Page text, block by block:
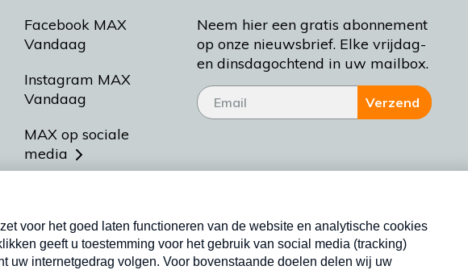
Facebook MAX
Vandaag
Instagram MAX
Vandaag
MAX op sociale
media
Meldpunt Actueel
Heel Holland Bakt
Neem hier een gratis abonnement
op onze nieuwsbrief. Elke vrijdag-
en dinsdagochtend in uw mailbox.
Verzend
Nieuwsbrief